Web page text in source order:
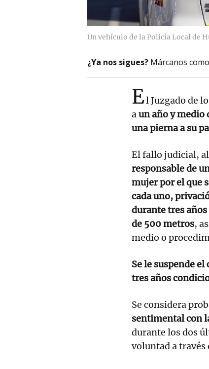
Un vehículo de la Policía Local de
¿Ya nos sigues? Márcanos
El Juzgado de
aun año y medio
una pierna a su
El fallo judicial, al
responsable de
mujer por el que
cada uno,
durante tres
de 500 metros,
medio o
Se le suspende
tres años
Se considera
sentimental con
durante los dos
voluntad a través